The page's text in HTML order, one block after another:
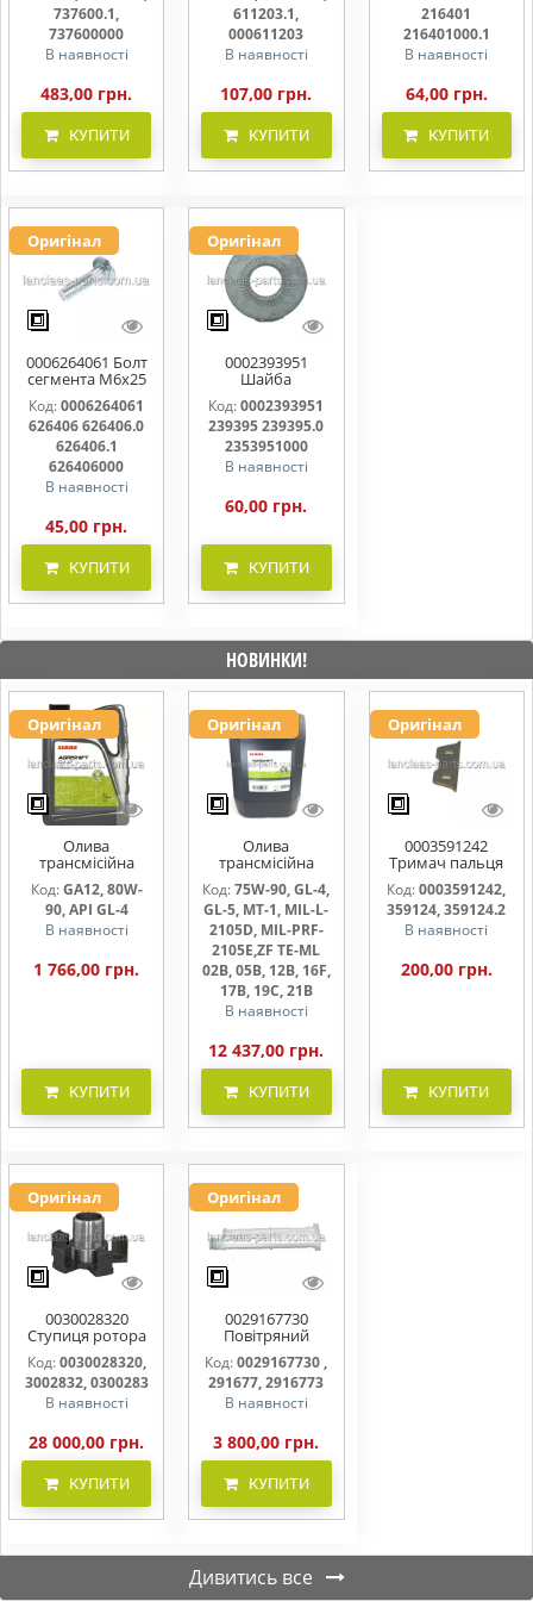
737600000
737600.1,
737600000
В наявності
483,00 грн.
КУПИТИ
000611203
611203.1,
000611203
В наявності
107,00 грн.
КУПИТИ
216401000
216401
216401000.1
В наявності
64,00 грн.
КУПИТИ
Оригінал
0006264061 Болт
сегмента М6х25
626406 626406.0
626406.1
626406000
Код:0006264061
626406 626406.0
626406.1
626406000
В наявності
45,00 грн.
КУПИТИ
Оригінал
0002393951
Шайба
контактна 239395
239395.0
2353951000
Код: 0002393951
239395 239395.0
2353951000
В наявності
60,00 грн.
КУПИТИ
НОВИНКИ!
Оригінал
Олива
трансмісійна
AGRISHIFT GA12 5
л
Код:GA12, 80W-
90, API GL-4
В наявності
1 766,00 грн.
КУПИТИ
Оригінал
Олива
трансмісійна
AGRISHIFT SYN FE
75W90 20л
Код: 75W-90, GL-4,
GL-5, MT-1, MIL-L-
2105D, MIL-PRF-
2105E,ZF TE-ML
02B, 05B, 12B, 16F,
17B, 19C, 21B
В наявності
12 437,00 грн.
КУПИТИ
Оригінал
0003591242
Тримач пальця
жниварки
Код:0003591242,
359124, 359124.2
В наявності
200,00 грн.
КУПИТИ
Оригінал
0030028320
Ступиця ротора
CLAAS
Код:0030028320,
3002832, 0300283
В наявності
28 000,00 грн.
КУПИТИ
Оригінал
0029167730
Повітряний
фільтр бака
(фільтр AdBlue)
Код: 0029167730 ,
291677, 2916773
В наявності
3 800,00 грн.
КУПИТИ
Дивитись все